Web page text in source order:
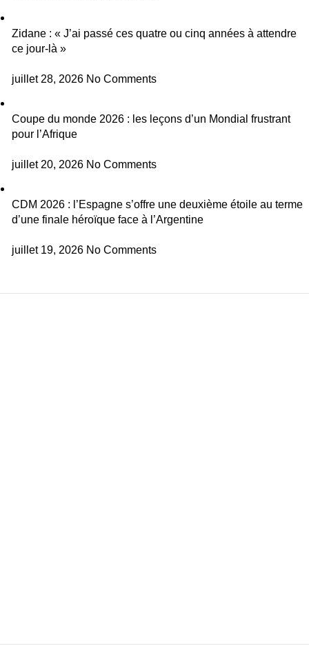
Zidane : « J’ai passé ces quatre ou cinq années à attendre
ce jour-là »
juillet 28, 2026 No Comments
Coupe du monde 2026 : les leçons d’un Mondial frustrant
pour l’Afrique
juillet 20, 2026 No Comments
CDM 2026 : l’Espagne s’offre une deuxième étoile au terme
d’une finale héroïque face à l’Argentine
juillet 19, 2026 No Comments